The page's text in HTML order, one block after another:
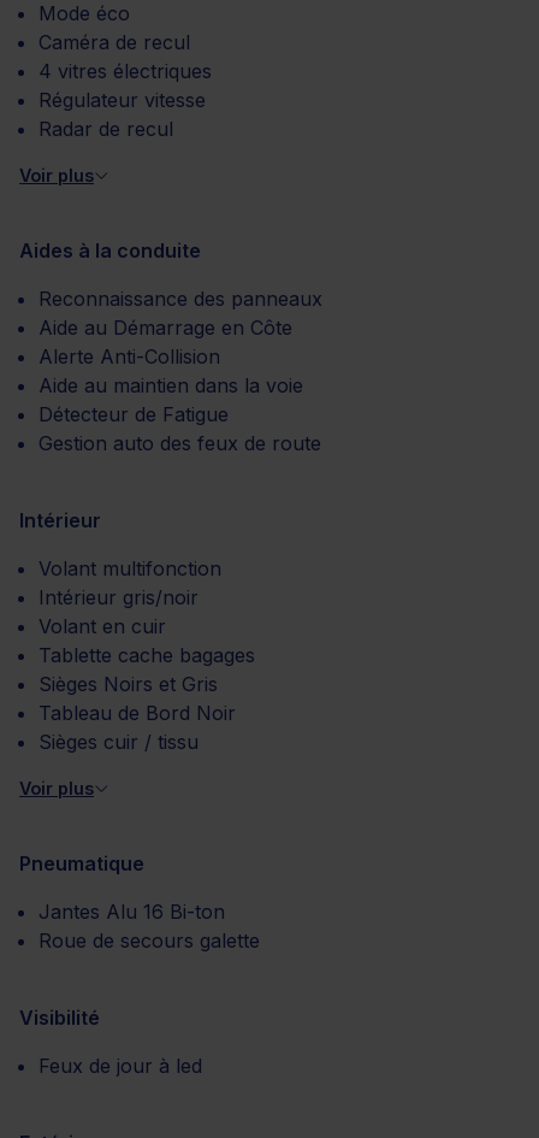
Mode éco
Caméra de recul
4 vitres électriques
Régulateur vitesse
Radar de recul
Voir plus
Aides à la conduite
Reconnaissance des panneaux
Aide au Démarrage en Côte
Alerte Anti-Collision
Aide au maintien dans la voie
Détecteur de Fatigue
Gestion auto des feux de route
Intérieur
Volant multifonction
Intérieur gris/noir
Volant en cuir
Tablette cache bagages
Sièges Noirs et Gris
Tableau de Bord Noir
Sièges cuir / tissu
Voir plus
Pneumatique
Jantes Alu 16 Bi-ton
Roue de secours galette
Visibilité
Feux de jour à led